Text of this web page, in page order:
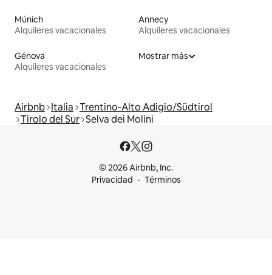
Múnich
Alquileres vacacionales
Annecy
Alquileres vacacionales
Génova
Alquileres vacacionales
Mostrar más
Airbnb Italia Trentino-Alto Adigio/Südtirol
Tirolo del Sur Selva dei Molini
© 2026 Airbnb, Inc.
Privacidad
Términos